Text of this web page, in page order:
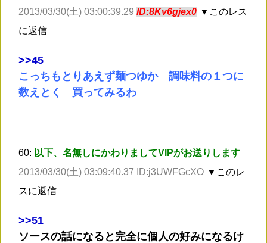
2013/03/30(土) 03:00:39.29 ID:8Kv6gjex0 ▼このレス
に返信
>>45
こっちもとりあえず麺つゆか 調味料の１つに
数えとく 買ってみるわ
60: 以下、名無しにかわりましてVIPがお送りします
2013/03/30(土) 03:09:40.37 ID:j3UWFGcXO ▼このレ
スに返信
>>51
ソースの話になると完全に個人の好みになるけ